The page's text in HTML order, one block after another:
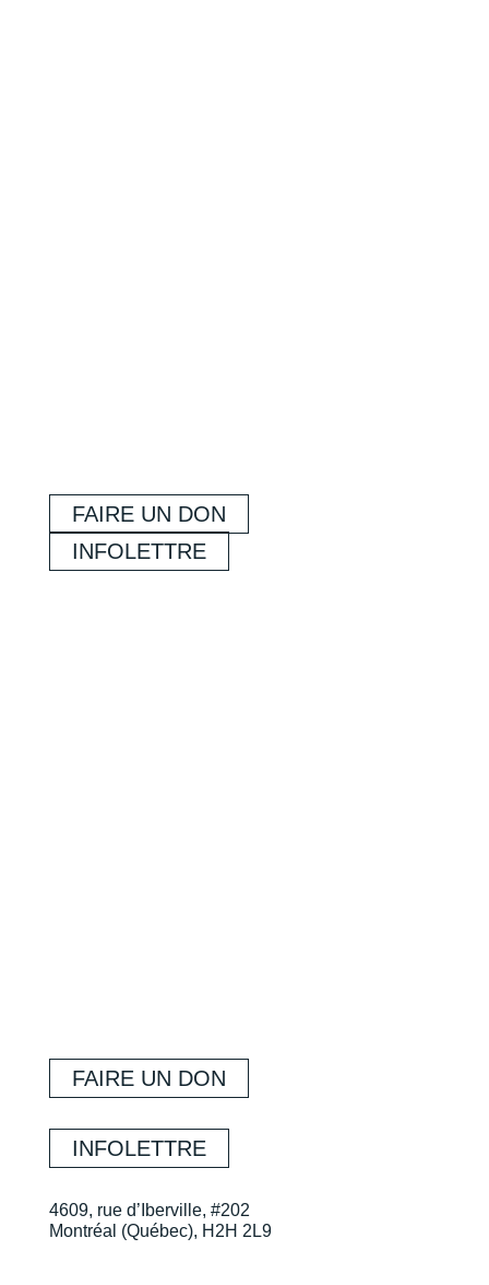
FAIRE UN DON
INFOLETTRE
FAIRE UN DON
INFOLETTRE
4609, rue d’Iberville, #202
Montréal (Québec), H2H 2L9